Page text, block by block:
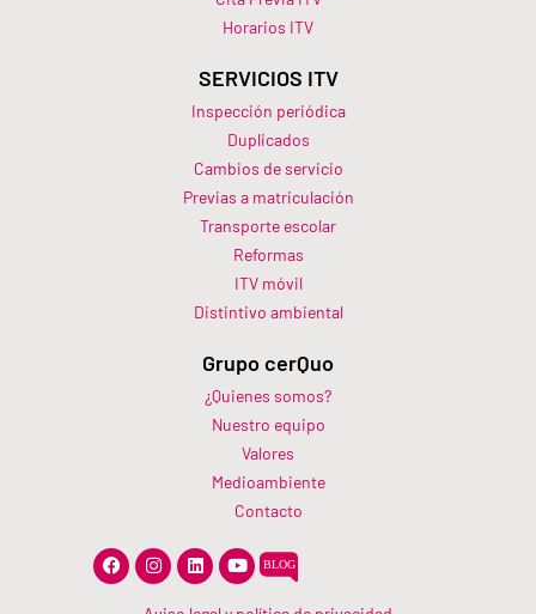
Horarios ITV​
SERVICIOS ITV
Inspección periódica
Duplicados
Cambios de servicio
Previas a matriculación
Transporte escolar
Reformas
ITV móvil
Distintivo ambiental
Grupo cerQuo
¿Quienes somos?
Nuestro equipo
Valores
Medioambiente
Contacto
F
a
c
I
n
s
t
L
i
n
k
Y
o
u
t